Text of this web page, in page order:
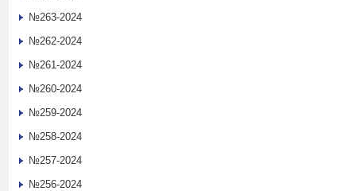
№263-2024
№262-2024
№261-2024
№260-2024
№259-2024
№258-2024
№257-2024
№256-2024